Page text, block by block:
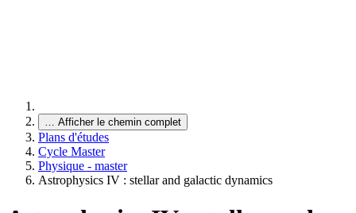
… Afficher le chemin complet
Plans d'études
Cycle Master
Physique - master
Astrophysics IV : stellar and galactic dynamics